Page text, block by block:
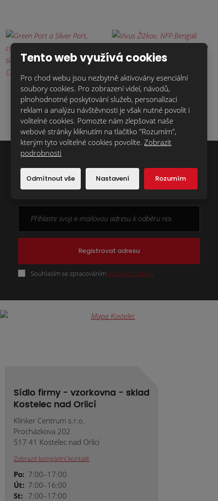
Chcete dostávat novinky z naší nabídky
první?
Registrovat adresu
Souhlasím se zpracováním osobních údajů.
Sídlo firmy - vzorkovna - sklad
Kostelec nad Orlicí
Klinker Centrum s.r.o.
Procházkova 202
517 41 Kostelec nad Orlicí
Zobrazit kompletní kontakt
Po: 7:00–17:00
Út: 7:00–16:00
St: 7:00–17:00
Tento web využívá cookies
Pro chod webu jsou nezbytně aktivovány esenciální
soubory cookies. Pro zobrazení videí, návodů,
plnohodnotné poskytování služeb, personalizaci
reklam a analýzu návštěvnosti je však nutné povolit i
volitelné cookies. Pomozte nám zlepšovat naše
webové stránky kliknutím na tlačítko "Rozumím",
kterým tyto volitelné cookies povolíte. Zobrazit
podrobnosti
Odmítnout vše Nastavení Rozumím